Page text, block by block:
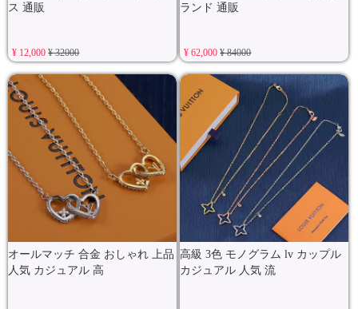
ス 通販
¥ 12,000¥ 32000
ランド 通販
¥ 62,000¥ 84000
オールマッチ 合金 おしゃれ 上品
人気 カジュアル 高
高級 3色 モノグラム lv カップル
カジュアル 人気 流